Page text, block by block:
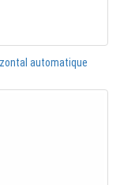
automatique